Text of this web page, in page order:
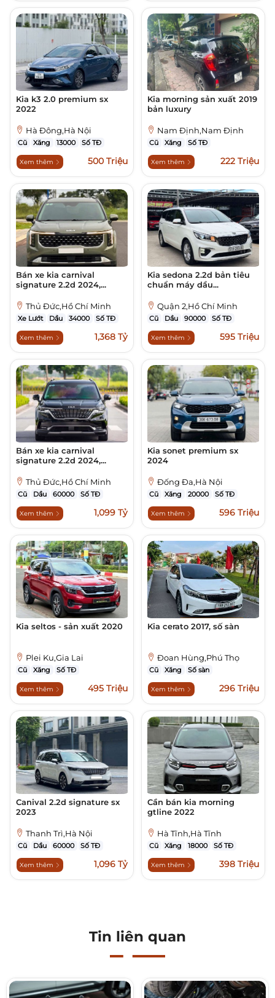
Kia k3 2.0 premium sx
2022
Hà Đông,Hà Nội
Cũ Xăng 13000 Số TĐ
Xem thêm 500 Triệu
Kia morning sản xuất 2019
bản luxury
Nam Định,Nam Định
Cũ Xăng Số TĐ
Xem thêm 222 Triệu
Bán xe kia carnival
signature 2.2d 2024,...
Thủ Đức,Hồ Chí Minh
Xe Lướt Dầu 34000 Số TĐ
Xem thêm 1,368 Tỷ
Kia sedona 2.2d bản tiêu
chuẩn máy dầu...
Quận 2,Hồ Chí Minh
Cũ Dầu 90000 Số TĐ
Xem thêm 595 Triệu
Bán xe kia carnival
signature 2.2d 2024,...
Thủ Đức,Hồ Chí Minh
Cũ Dầu 60000 Số TĐ
Xem thêm 1,099 Tỷ
Kia sonet premium sx
2024
Đống Đa,Hà Nội
Cũ Xăng 20000 Số TĐ
Xem thêm 596 Triệu
Kia seltos - sản xuất 2020
Plei Ku,Gia Lai
Cũ Xăng Số TĐ
Xem thêm 495 Triệu
Kia cerato 2017, số sàn
Đoan Hùng,Phú Thọ
Cũ Xăng Số sàn
Xem thêm 296 Triệu
Canival 2.2d signature sx
2023
Thanh Trì,Hà Nội
Cũ Dầu 60000 Số TĐ
Xem thêm 1,096 Tỷ
Cần bán kia morning
gtline 2022
Hà Tĩnh,Hà Tĩnh
Cũ Xăng 18000 Số TĐ
Xem thêm 398 Triệu
Tin liên quan